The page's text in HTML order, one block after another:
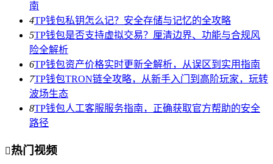
南
4TP钱包私钥怎么记？安全存储与记忆的全攻略
5TP钱包是否支持虚拟交易？厘清边界、功能与合规风
险全解析
6TP钱包资产价格实时更新全解析，从误区到实用指南
7TP钱包TRON链全攻略，从新手入门到高阶玩家，玩转
波场生态
8TP钱包人工客服服务指南，正确获取官方帮助的安全
路径
热门视频